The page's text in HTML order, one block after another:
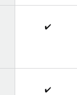
✔️
✔️